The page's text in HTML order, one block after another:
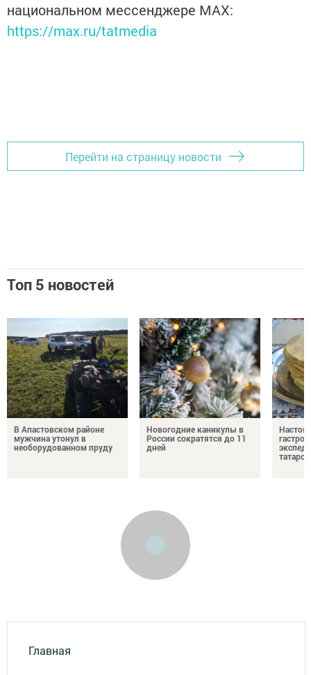
национальном мессенджере MАХ:
https://max.ru/tatmedia
Перейти на страницу новости
Топ 5 новостей
В Апастовском районе
мужчина утонул в
необорудованном пруду
Новогодние каникулы в
России сократятся до 11
дней
Главная